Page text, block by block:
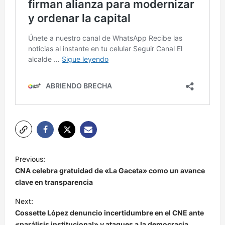
N
a
v
e
g
Previous:
CNA celebra gratuidad de «La Gaceta» como un avance
clave en transparencia
Next:
Cossette López denuncio incertidumbre en el CNE ante